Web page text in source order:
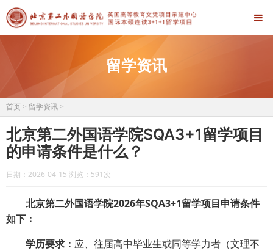
留学资讯
首页 > 留学资讯 >
北京第二外国语学院SQA3+1留学项目
的申请条件是什么？
日期：2026-04-15 浏览： 591次
北京第二外国语学院2026年SQA3+1留学项目申请条件
如下：
学历要求： 应、往届高中毕业生或同等学力者（文理不